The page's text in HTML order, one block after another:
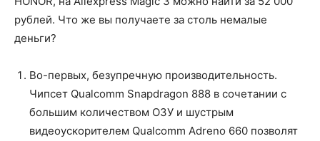
рублей. Что же вы получаете за столь немалые
деньги?
Во-первых, безупречную производительность.
Чипсет Qualcomm Snapdragon 888 в сочетании с
большим количеством ОЗУ и шустрым
видеоускорителем Qualcomm Adreno 660 позволят